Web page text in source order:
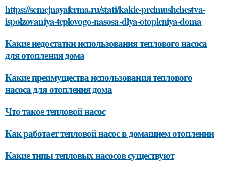
https://semejnayaferma.ru/stati/kakie-preimushchestva-
ispolzovaniya-teplovogo-nasosa-dlya-otopleniya-doma
Какие недостатки использования теплового насоса
для отопления дома
Какие преимущества использования теплового
насоса для отопления дома
Что такое тепловой насос
Как работает тепловой насос в домашнем отоплении
Какие типы тепловых насосов существуют